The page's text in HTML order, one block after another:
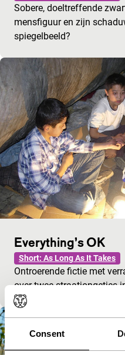
Consent
Sobere, doeltreffende
mensfiguur en zijn
spiegelbeeld?
Everything’s OK
Short: As Long As It Takes
Ontroerende fictie met
over twee straatjongetjes